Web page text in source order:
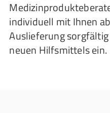
individuell mit Ihnen
Auslieferung
neuen Hilfsmittels ein.